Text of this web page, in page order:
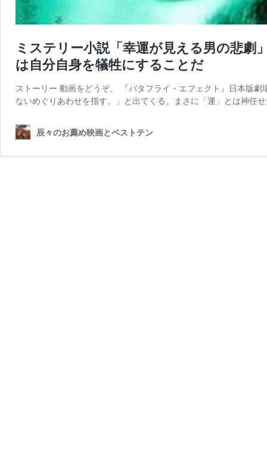
ミステリー小説「幸運が見える男の悲
は自分自身を犠牲にすることだ
ストーリー 動画をどうぞ。 『バタフライ・エフェクト』日本版
ないめぐりあわせを指す。」と出てくる。まさに「運」とは神任
辰々のお薦め映画とベストテン